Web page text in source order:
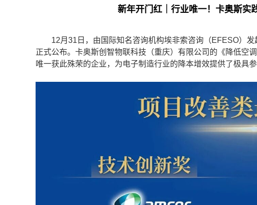
新年开门红｜行业唯一！卡奥斯实
12月31日，由国际知名咨询机构埃非索咨询（EFESO）发
正式公布。卡奥斯创智物联科技（重庆）有限公司的《降低空
唯一获此殊荣的企业，为电子制造行业的降本增效提供了极具